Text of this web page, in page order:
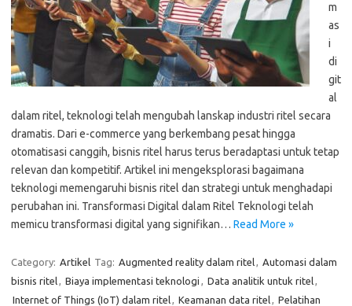
m
as
i
di
git
al
dalam ritel, teknologi telah mengubah lanskap industri ritel secara
dramatis. Dari e-commerce yang berkembang pesat hingga
otomatisasi canggih, bisnis ritel harus terus beradaptasi untuk tetap
relevan dan kompetitif. Artikel ini mengeksplorasi bagaimana
teknologi memengaruhi bisnis ritel dan strategi untuk menghadapi
perubahan ini. Transformasi Digital dalam Ritel Teknologi telah
memicu transformasi digital yang signifikan… Read More »
Category: Artikel Tag: Augmented reality dalam ritel, Automasi dalam
bisnis ritel, Biaya implementasi teknologi , Data analitik untuk ritel,
Internet of Things (IoT) dalam ritel, Keamanan data ritel, Pelatihan